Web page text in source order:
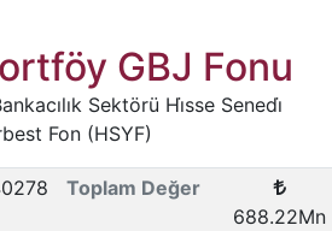
GBJ Fonu
Sektörü Hi̇sse Senedi̇
Fon (HSYF)
Toplam Değer
688.22Mn